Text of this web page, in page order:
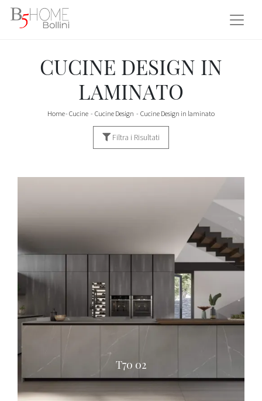
CUCINE DESIGN IN
LAMINATO
Home- Cucine - Cucine Design - Cucine Design in laminato
Filtra i Risultati
T70 02